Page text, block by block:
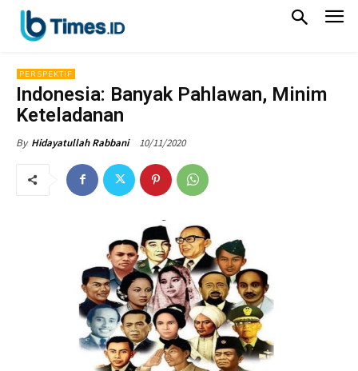
PERSPEKTIF
Indonesia: Banyak Pahlawan, Minim
Keteladanan
By Hidayatullah Rabbani 10/11/2020